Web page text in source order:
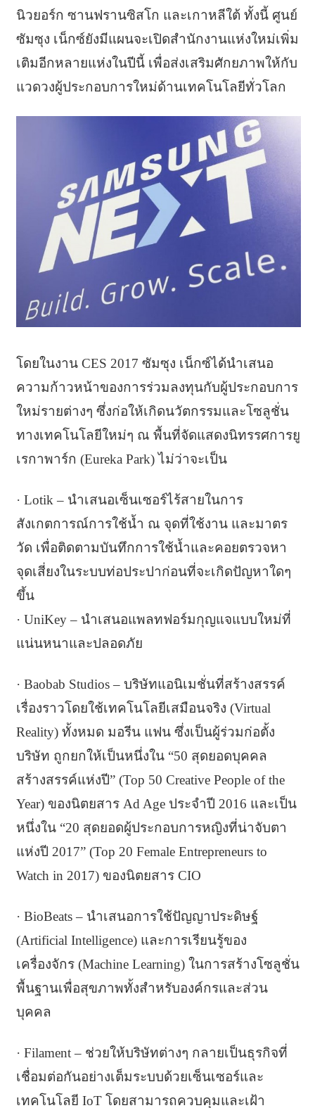
นิวยอร์ก ซานฟรานซิสโก และเกาหลีใต้ ทั้งนี้ ศูนย์
ซัมซุง เน็กซ์ยังมีแผนจะเปิดสำนักงานแห่งใหม่เพิ่ม
เติมอีกหลายแห่งในปีนี้ เพื่อส่งเสริมศักยภาพให้กับ
แวดวงผู้ประกอบการใหม่ด้านเทคโนโลยีทั่วโลก
โดยในงาน CES 2017 ซัมซุง เน็กซ์ได้นำเสนอ
ความก้าวหน้าของการร่วมลงทุนกับผู้ประกอบการ
ใหม่รายต่างๆ ซึ่งก่อให้เกิดนวัตกรรมและโซลูชั่น
ทางเทคโนโลยีใหม่ๆ ณ พื้นที่จัดแสดงนิทรรศการยู
เรกาพาร์ก (Eureka Park) ไม่ว่าจะเป็น
· Lotik – นำเสนอเซ็นเซอร์ไร้สายในการ
สังเกตการณ์การใช้น้ำ ณ จุดที่ใช้งาน และมาตร
วัด เพื่อติดตามบันทึกการใช้น้ำและคอยตรวจหา
จุดเสี่ยงในระบบท่อประปาก่อนที่จะเกิดปัญหาใดๆ
ขึ้น
· UniKey – นำเสนอแพลทฟอร์มกุญแจแบบใหม่ที่
แน่นหนาและปลอดภัย
· Baobab Studios – บริษัทแอนิเมชั่นที่สร้างสรรค์
เรื่องราวโดยใช้เทคโนโลยีเสมือนจริง (Virtual
Reality) ทั้งหมด มอรีน แฟน ซึ่งเป็นผู้ร่วมก่อตั้ง
บริษัท ถูกยกให้เป็นหนึ่งใน “50 สุดยอดบุคคล
สร้างสรรค์แห่งปี” (Top 50 Creative People of the
Year) ของนิตยสาร Ad Age ประจำปี 2016 และเป็น
หนึ่งใน “20 สุดยอดผู้ประกอบการหญิงที่น่าจับตา
แห่งปี 2017” (Top 20 Female Entrepreneurs to
Watch in 2017) ของนิตยสาร CIO
· BioBeats – นำเสนอการใช้ปัญญาประดิษฐ์
(Artificial Intelligence) และการเรียนรู้ของ
เครื่องจักร (Machine Learning) ในการสร้างโซลูชั่น
พื้นฐานเพื่อสุขภาพทั้งสำหรับองค์กรและส่วน
บุคคล
· Filament – ช่วยให้บริษัทต่างๆ กลายเป็นธุรกิจที่
เชื่อมต่อกันอย่างเต็มระบบด้วยเซ็นเซอร์และ
เทคโนโลยี IoT โดยสามารถควบคุมและเฝ้า